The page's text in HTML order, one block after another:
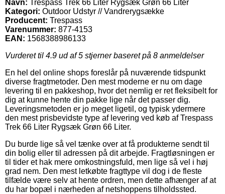
Navn: Trespass Trek 66 Liter Rygsæk Grøn 66 Liter
Kategori: Outdoor Udstyr // Vandrerygsække
Producent: Trespass
Varenummer: 877-4153
EAN: 1568388986133
Vurderet til 4.9 ud af 5 stjerner baseret på 8 anmeldelser
En hel del online shops foreslår på nuværende tidspunkt
diverse fragtmetoder. Den mest moderne er nu om dage
levering til en pakkeshop, hvor det nemlig er ret fleksibelt for
dig at kunne hente din pakke lige når det passer dig.
Leveringsmetoden er jo meget ligetil, og typisk ydermere
den mest prisbevidste type af levering ved køb af Trespass
Trek 66 Liter Rygsæk Grøn 66 Liter.
Du burde lige så vel tænke over at få produkterne sendt til
din bolig eller til adressen på dit arbejde. Fragtløsningen er
til tider et hak mere omkostningsfuld, men lige så vel i høj
grad nem. Den mest letkøbte fragttype vil dog i de fleste
tilfælde være selv at hente ordren, men dette afhænger af at
du har bopæl i nærheden af netshoppens tilholdssted.